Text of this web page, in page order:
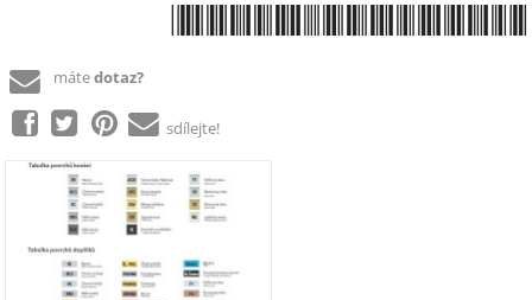
mátedotaz?
sdílejte!